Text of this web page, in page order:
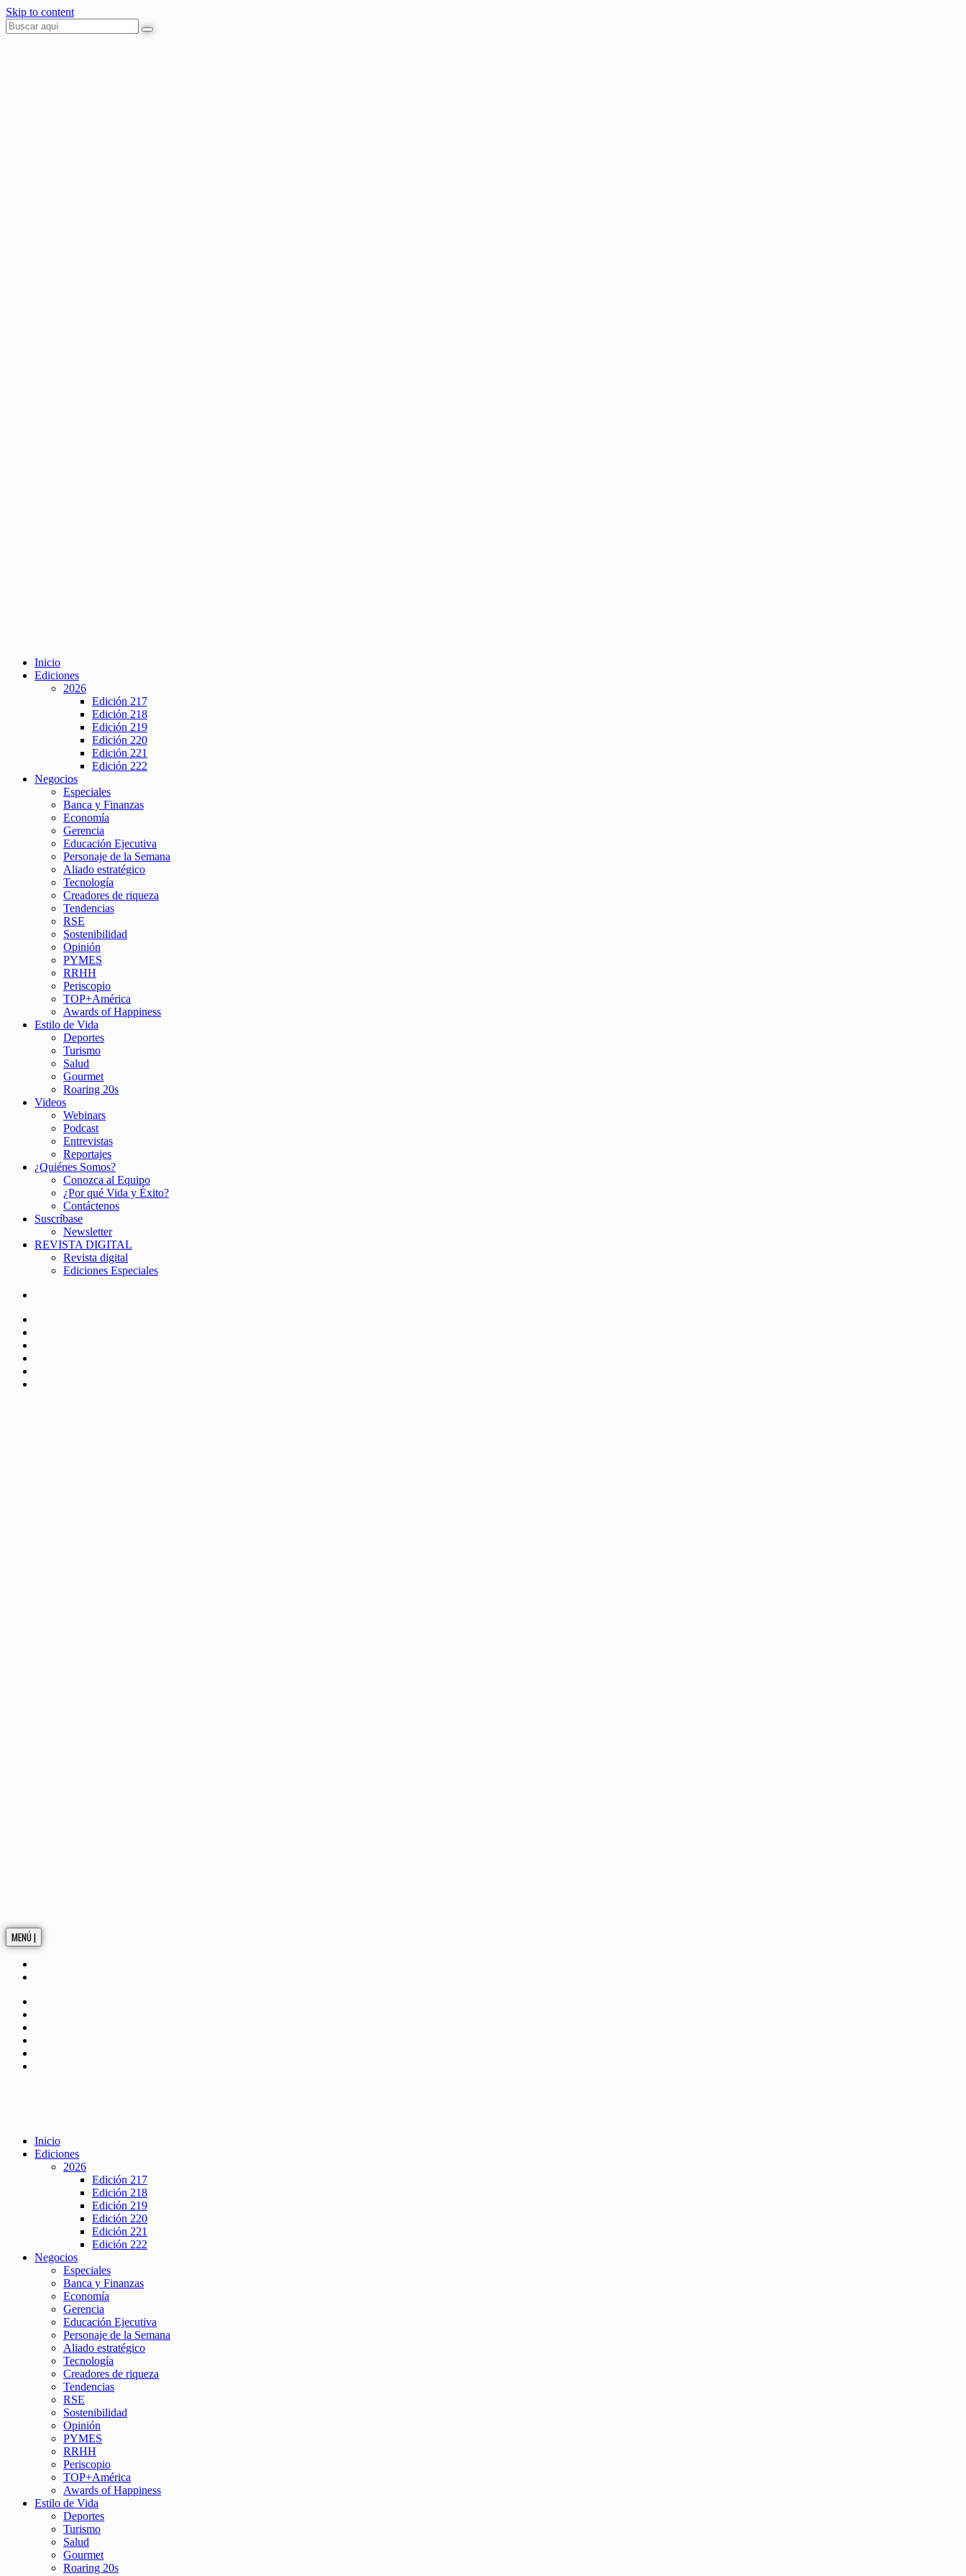
Skip to content
Inicio
Ediciones
2026
Edición 217
Edición 218
Edición 219
Edición 220
Edición 221
Edición 222
Negocios
Especiales
Banca y Finanzas
Economía
Gerencia
Educación Ejecutiva
Personaje de la Semana
Aliado estratégico
Tecnología
Creadores de riqueza
Tendencias
RSE
Sostenibilidad
Opinión
PYMES
RRHH
Periscopio
TOP+América
Awards of Happiness
Estilo de Vida
Deportes
Turismo
Salud
Gourmet
Roaring 20s
Videos
Webinars
Podcast
Entrevistas
Reportajes
¿Quiénes Somos?
Conozca al Equipo
¿Por qué Vida y Éxito?
Contáctenos
Suscríbase
Newsletter
REVISTA DIGITAL
Revista digital
Ediciones Especiales
MENÚ |
Inicio
Ediciones
2026
Edición 217
Edición 218
Edición 219
Edición 220
Edición 221
Edición 222
Negocios
Especiales
Banca y Finanzas
Economía
Gerencia
Educación Ejecutiva
Personaje de la Semana
Aliado estratégico
Tecnología
Creadores de riqueza
Tendencias
RSE
Sostenibilidad
Opinión
PYMES
RRHH
Periscopio
TOP+América
Awards of Happiness
Estilo de Vida
Deportes
Turismo
Salud
Gourmet
Roaring 20s